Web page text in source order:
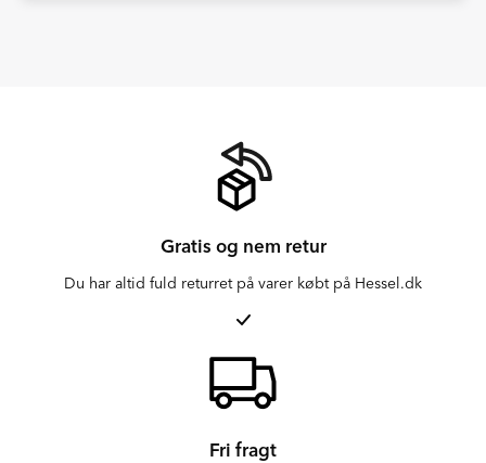
Gratis og nem retur
Du har altid fuld returret på varer købt på Hessel.dk
Fri fragt